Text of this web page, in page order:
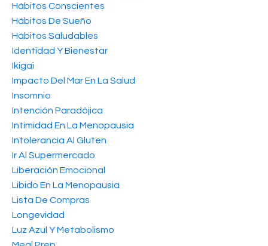
Hábitos Conscientes
Hábitos De Sueño
Hábitos Saludables
Identidad Y Bienestar
Ikigai
Impacto Del Mar En La Salud
Insomnio
Intención Paradójica
Intimidad En La Menopausia
Intolerancia Al Gluten
Ir Al Supermercado
Liberación Emocional
Libido En La Menopausia
Lista De Compras
Longevidad
Luz Azul Y Metabolismo